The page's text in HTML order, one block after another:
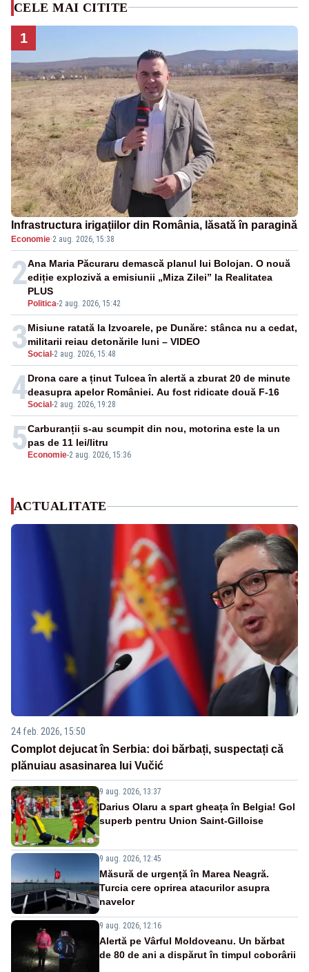
CELE MAI CITITE
1
Infrastructura irigațiilor din România, lăsată în paragină
Economie·2 aug. 2026, 15:38
2
Politica-2 aug. 2026, 15:42
Ana Maria Păcuraru demască planul lui Bolojan. O nouă
ediție explozivă a emisiunii „Miza Zilei” la Realitatea
PLUS
3Social -2 aug. 2026, 15:48
Misiune ratată la Izvoarele, pe Dunăre: stânca nu a cedat,
militarii reiau detonările luni – VIDEO
4Social -2 aug. 2026, 19:28
Drona care a ținut Tulcea în alertă a zburat 20 de minute
deasupra apelor României. Au fost ridicate două F-16
5 Economie-2 aug. 2026, 15:36
Carburanții s-au scumpit din nou, motorina este la un
pas de 11 lei/litru
ACTUALITATE
24 feb. 2026, 15:50
Complot dejucat în Serbia: doi bărbați, suspectați că
plănuiau asasinarea lui Vučić
9 aug. 2026, 13:37
Darius Olaru a spart gheața în Belgia! Gol
superb pentru Union Saint-Gilloise
9 aug. 2026, 12:45
Măsură de urgență în Marea Neagră.
Turcia cere oprirea atacurilor asupra
navelor
9 aug. 2026, 12:16
Alertă pe Vârful Moldoveanu. Un bărbat
de 80 de ani a dispărut în timpul coborârii